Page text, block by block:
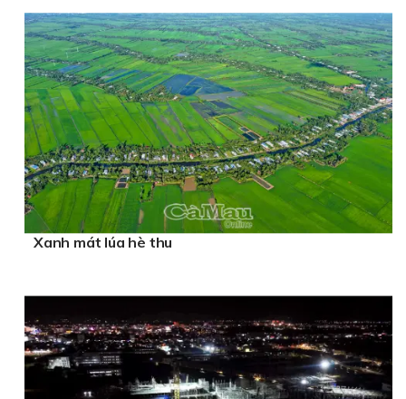
Xanh mát lúa hè thu